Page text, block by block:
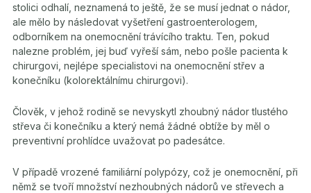
stolici odhalí, neznamená to ještě, že se musí jednat o nádor,
ale mělo by následovat vyšetření gastroenterologem,
odborníkem na onemocnění trávícího traktu. Ten, pokud
nalezne problém, jej buď vyřeší sám, nebo pošle pacienta k
chirurgovi, nejlépe specialistovi na onemocnění střev a
konečníku (kolorektálnímu chirurgovi).
Člověk, v jehož rodině se nevyskytl zhoubný nádor tlustého
střeva či konečníku a který nemá žádné obtíže by měl o
preventivní prohlídce uvažovat po padesátce.
V případě vrozené familiární polypózy, což je onemocnění, při
němž se tvoří množství nezhoubných nádorů ve střevech a